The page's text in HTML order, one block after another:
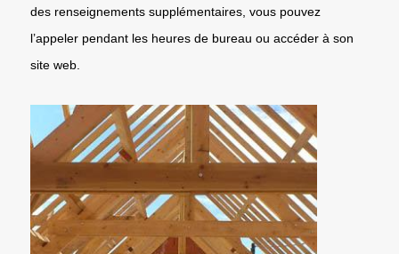
des renseignements supplémentaires, vous pouvez
l’appeler pendant les heures de bureau ou accéder à son
site web.